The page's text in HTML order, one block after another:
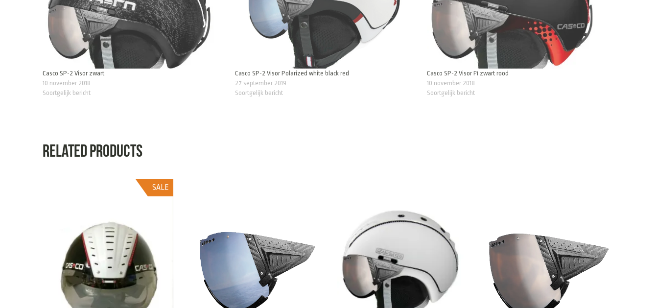
Casco SP-2 Visor zwart
10 november 2018
Soortgelijk bericht
Casco SP-2 Visor Polarized white black red
27 september 2019
Soortgelijk bericht
Casco SP-2 Visor F1 zwart rood
10 november 2018
Soortgelijk bericht
Related products
SALE